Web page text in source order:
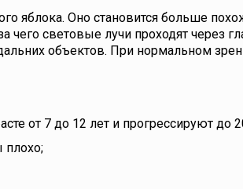
яблока. Оно становится больше
чего световые лучи проходят через
объектов. При нормальном
от 7 до 12 лет и прогрессируют
плохо;